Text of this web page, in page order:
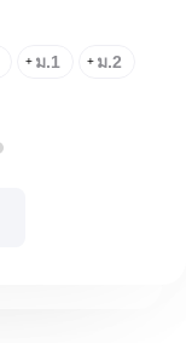
+ ม.1 + ม.2